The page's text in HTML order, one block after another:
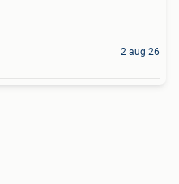
2 aug 26